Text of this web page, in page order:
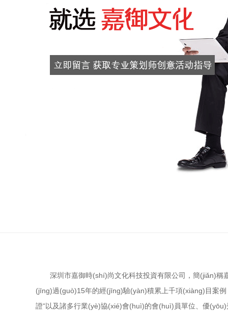
深圳市嘉御時(shí)尚文化科技投資有限公司，簡(jiǎn)稱嘉
(jīng)過(guò)15年的經(jīng)驗(yàn)積累上千項(xiàng)目案例
證“以及諸多行業(yè)協(xié)會(huì)的會(huì)員單位、優